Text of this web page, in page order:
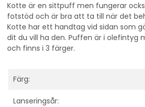
Kotte är en sittpuff men fungerar
fotstöd och är bra att ta till när det
Kotte har ett handtag vid sidan som
dit du vill ha den. Puffen är i olefintyg
och finns i 3 färger.
Färg:
Lanseringsår: